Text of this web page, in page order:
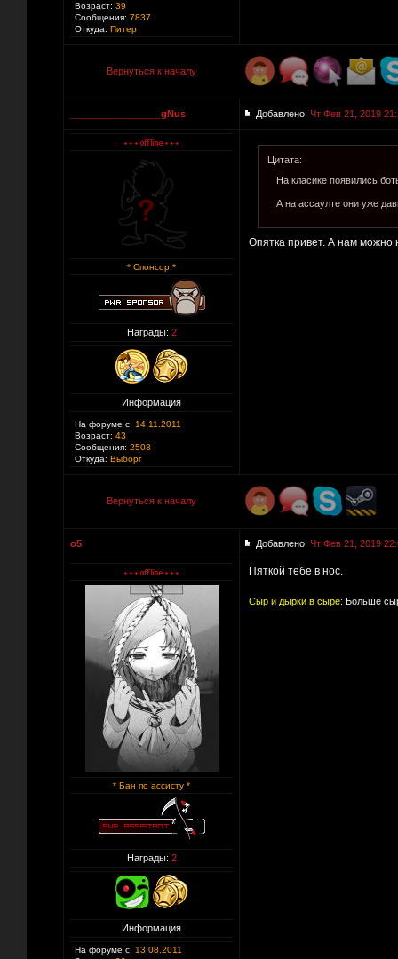
Возраст: 39
Сообщения: 7837
Откуда: Питер
Вернуться к началу
_________________gNus Добавлено: Чт Фев 21, 2019
* Спонсор *
Награды: 2
Информация
На форуме с: 14.11.2011
Возраст: 43
Сообщения: 2503
Откуда: Выборг
Цитата:
На класике появились
А на ассаулте они уже
Опятка привет. А нам можно
Вернуться к началу
o5 Добавлено: Чт Фев 21, 2019
* Бан по ассисту *
Награды: 2
Информация
На форуме с: 13.08.2011
Пяткой тебе в нос.
Сыр и дырки в сыре: Больше